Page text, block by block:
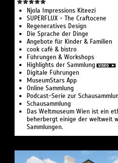
Njola Impressions Kiteezi
SUPERFLUX - The Craftocene
Regeneratives Design
Die Sprache der Dinge
Angebote für Kinder & Familien
cook café & bistro
Führungen & Workshops
Highlights der Sammlung
Digitale Führungen
MuseumStars App
Online Sammlung
Podcast-Serie zur
Schausammlung
Das Weltmuseum Wien ist ein
beherbergt einige der weltweit
Sammlungen.